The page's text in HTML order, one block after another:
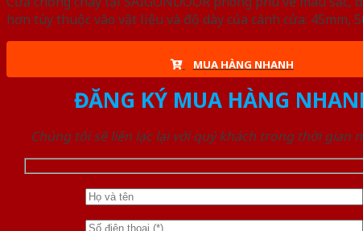
hơn tùy thuộc vào vật liệu và độ dày của cánh cửa: 45mm,
MUA HÀNG NHANH
ĐĂNG KÝ MUA HÀNG
Chúng tôi sẽ liên lạc lại với quý khách trong thời gian